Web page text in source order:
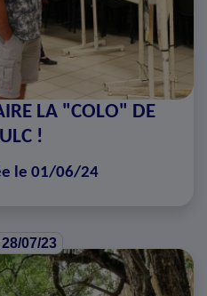
LA "COLO" DE
!
le 01/06/24
07/23